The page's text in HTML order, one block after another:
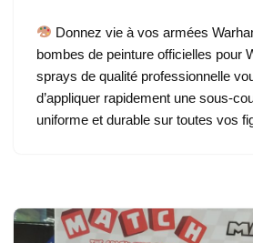
Donnez vie à vos armées
bombes de peinture officielles pour
sprays de qualité professionnelle
d’appliquer rapidement une sous-
uniforme et durable sur toutes vos